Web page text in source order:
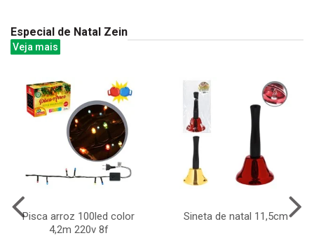
Especial de Natal Zein
Veja mais
Pisca arroz 100led color
4,2m 220v 8f
Sineta de natal 11,5cm